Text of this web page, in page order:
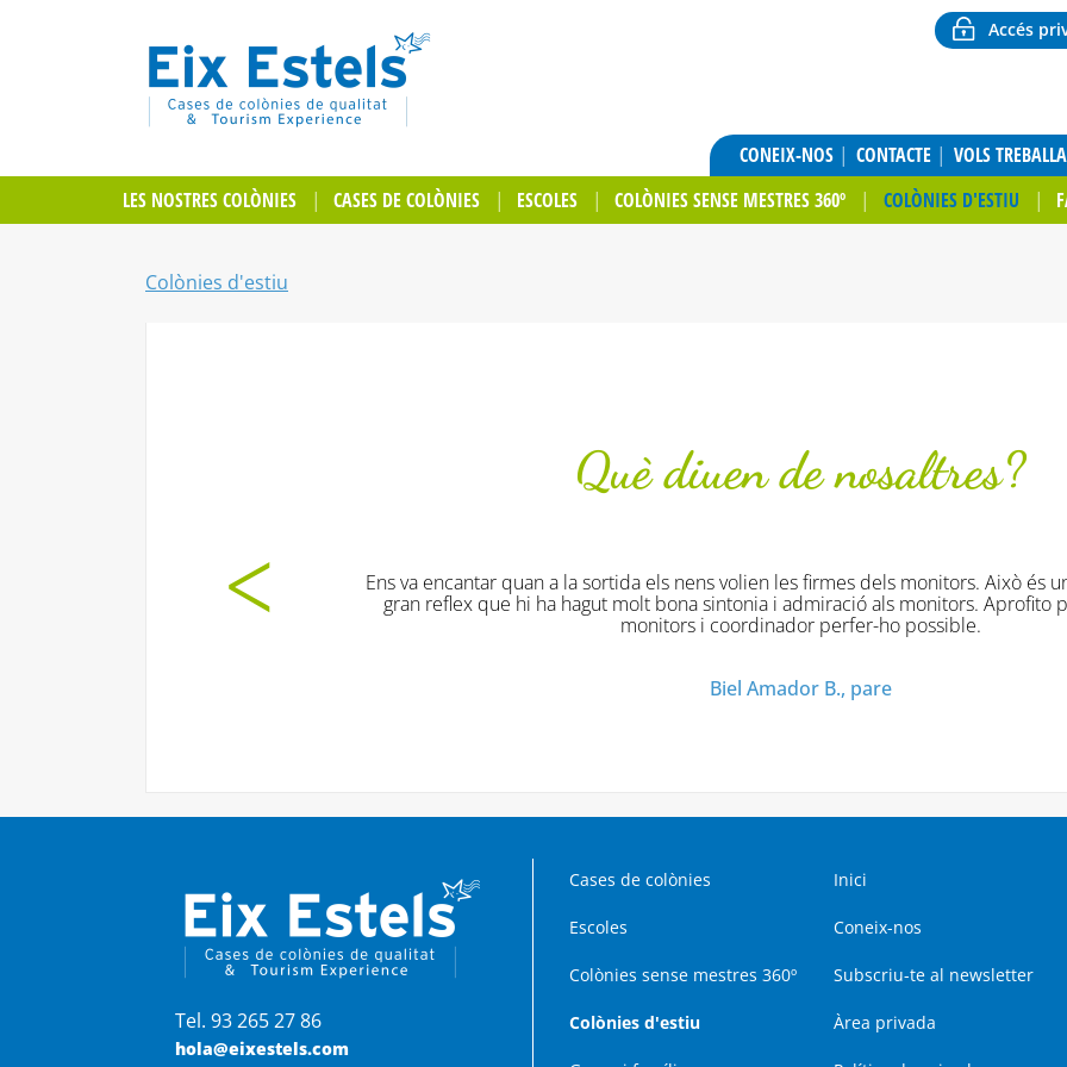
Accés
CONEIX-NOS CONTACTE VOLS
LES NOSTRES COLÒNIES
CASES DE COLÒNIES ESCOLES COLÒNIES SENSE MESTRES 360º COLÒNIES D'ESTIU
Colònies d'estiu
Què diuen de nosaltres?
Ens va encantar quan a la sortida els nens volien les firmes dels monitors. Això és un acte espontani i un
gran reflex que hi ha hagut molt bona sintonia i admiració als monitors. Aprofito per agrair a tots els
monitors i coordinador perfer-ho possible.
Tel. 93 265 27 86
hola@eixestels.com
Cases de colònies Inici
Escoles Coneix-nos
Colònies sense mestres 360º Subscriu-te al newsletter
Colònies d'estiu Àrea privada